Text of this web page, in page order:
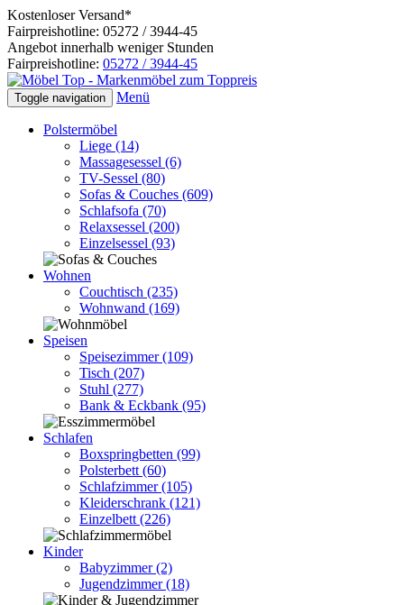
Kostenloser Versand*
Fairpreishotline: 05272 / 3944-45
Angebot innerhalb weniger Stunden
Fairpreishotline: 05272 / 3944-45
Toggle navigation Menü
Polstermöbel
Liege (14)
Massagesessel (6)
TV-Sessel (80)
Sofas & Couches (609)
Schlafsofa (70)
Relaxsessel (200)
Einzelsessel (93)
Wohnen
Couchtisch (235)
Wohnwand (169)
Speisen
Speisezimmer(109)
Tisch (207)
Stuhl (277)
Bank & Eckbank (95)
Schlafen
Boxspringbetten (99)
Polsterbett (60)
Schlafzimmer(105)
Kleiderschrank (121)
Einzelbett (226)
Kinder
Babyzimmer(2)
Jugendzimmer(18)